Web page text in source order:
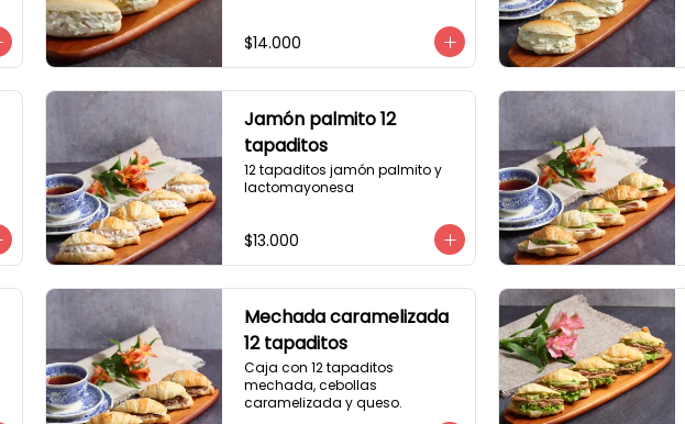
$14.000
Jamón palmito 12
tapaditos
12 tapaditos jamón palmito y
lactomayonesa
$13.000
Mechada caramelizada
12 tapaditos
Caja con 12 tapaditos
mechada, cebollas
caramelizada y queso.